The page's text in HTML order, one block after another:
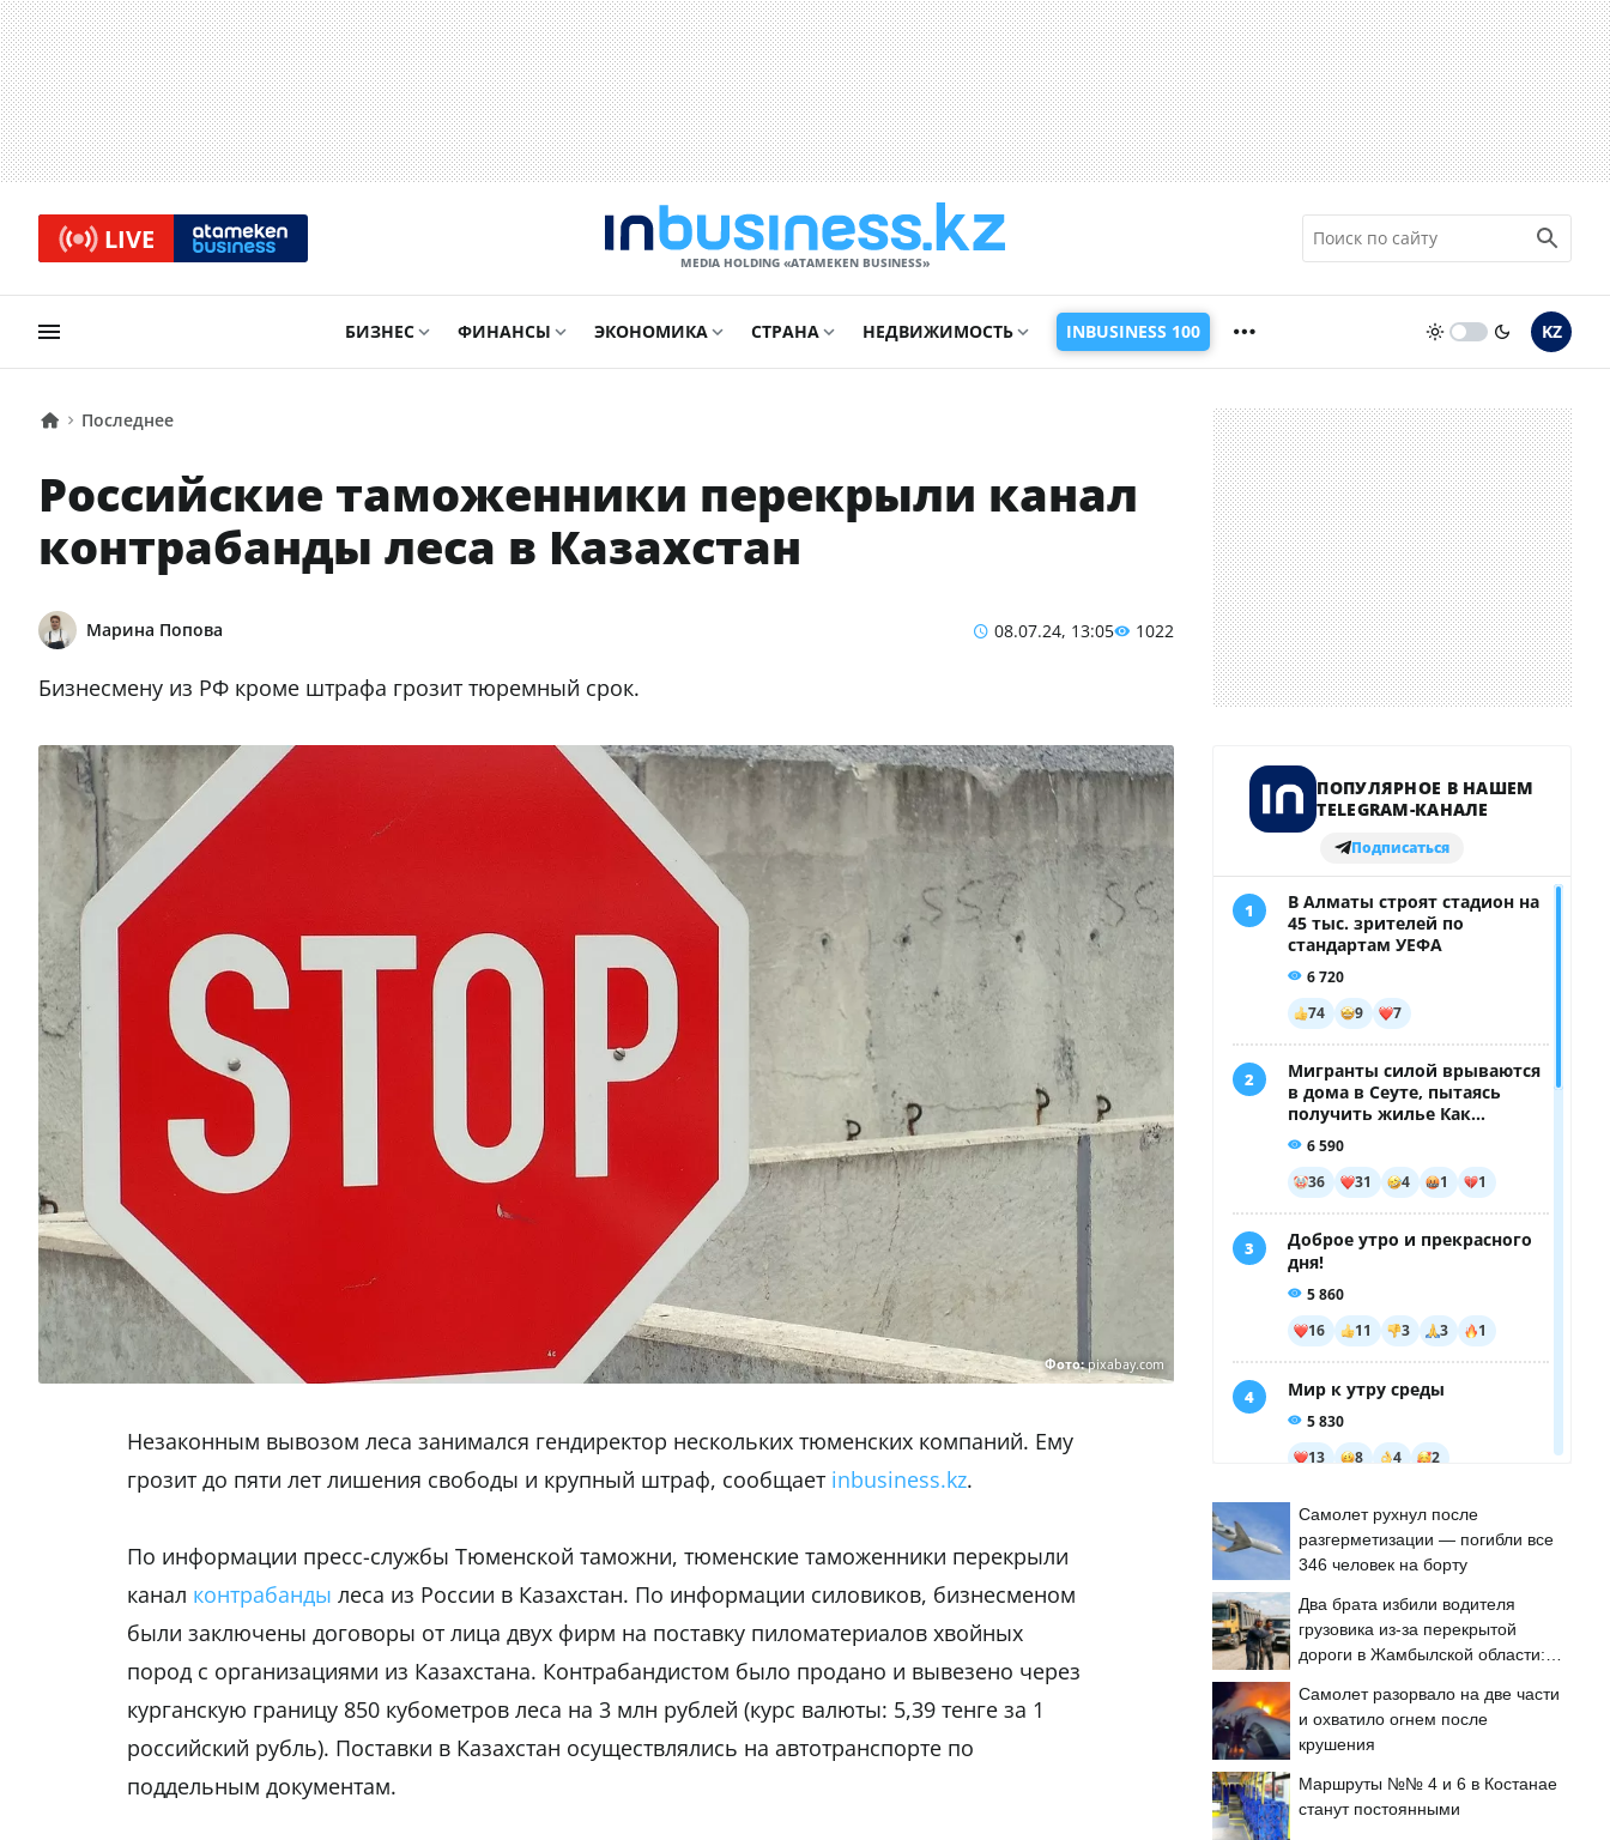
LIVE
MEDIA HOLDING «ATAMEKЕN BUSINESS»
БИЗНЕС ФИНАНСЫ ЭКОНОМИКА СТРАНА НЕДВИЖИМОСТЬ INBUSINESS 100 KZ
Последнее
Российские таможенники перекрыли канал
контрабанды леса в Казахстан
Марина Попова 08.07.24, 13:05 1022
Бизнесмену из РФ кроме штрафа грозит тюремный срок.
Фото:pixabay.com
Незаконным вывозом леса занимался гендиректор нескольких тюменских компаний. Ему
грозит до пяти лет лишения свободы и крупный штраф, сообщает inbusiness.kz.
По информации пресс-службы Тюменской таможни, тюменские таможенники перекрыли
канал контрабанды леса из России в Казахстан. По информации силовиков, бизнесменом
были заключены договоры от лица двух фирм на поставку пиломатериалов хвойных
пород с организациями из Казахстана. Контрабандистом было продано и вывезено через
курганскую границу 850 кубометров леса на 3 млн рублей (курс валюты: 5,39 тенге за 1
российский рубль). Поставки в Казахстан осуществлялись на автотранспорте по
поддельным документам.
Самолет рухнул после
разгерметизации — погибли все
346 человек на борту
Два брата избили водителя
грузовика из-за перекрытой
дороги в Жамбылской области:
Самолет разорвало на две части
и охватило огнем после
крушения
Маршруты №№ 4 и 6 в Костанае
станут постоянными